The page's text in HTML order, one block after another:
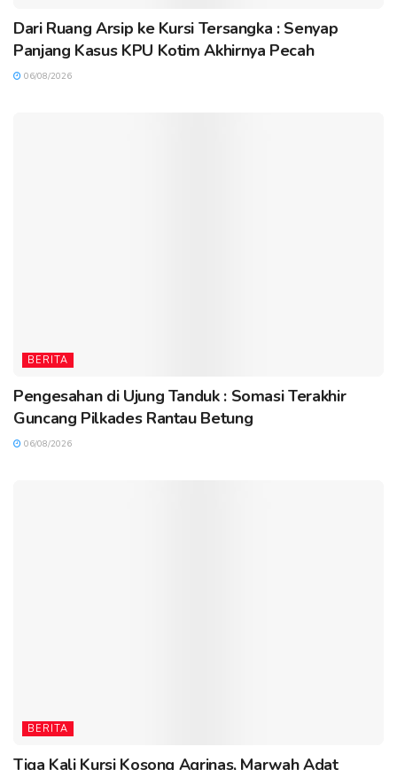
Dari Ruang Arsip ke Kursi Tersangka : Senyap
Panjang Kasus KPU Kotim Akhirnya Pecah
06/08/2026
BERITA
Pengesahan di Ujung Tanduk : Somasi Terakhir
Guncang Pilkades Rantau Betung
06/08/2026
BERITA
Tiga Kali Kursi Kosong Agrinas, Marwah Adat